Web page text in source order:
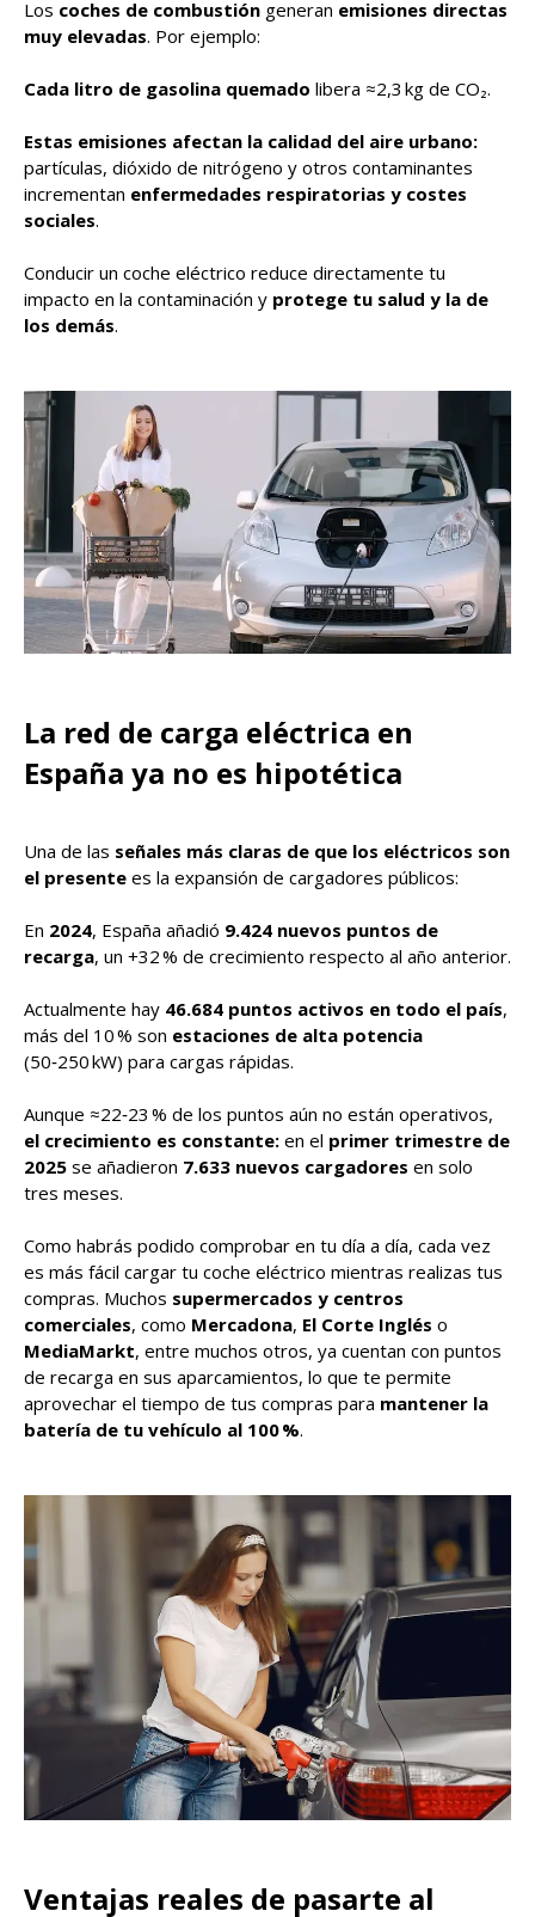
Los coches de combustión generan emisiones directas
muy elevadas. Por ejemplo:
Cada litro de gasolina quemado libera ≈2,3 kg de CO₂.
Estas emisiones afectan la calidad del aire urbano:
partículas, dióxido de nitrógeno y otros contaminantes
incrementan enfermedades respiratorias y costes
sociales.
Conducir un coche eléctrico reduce directamente tu
impacto en la contaminación y protege tu salud y la de
los demás.
La red de carga eléctrica en
España ya no es hipotética
Una de las señales más claras de que los eléctricos son
el presente es la expansión de cargadores públicos:
En 2024, España añadió 9.424 nuevos puntos de
recarga, un +32 % de crecimiento respecto al año anterior.
Actualmente hay 46.684 puntos activos en todo el país,
más del 10 % son estaciones de alta potencia
(50‑250 kW) para cargas rápidas.
Aunque ≈22‑23 % de los puntos aún no están operativos,
el crecimiento es constante: en el primer trimestre de
2025 se añadieron 7.633 nuevos cargadores en solo
tres meses.
Como habrás podido comprobar en tu día a día, cada vez
es más fácil cargar tu coche eléctrico mientras realizas tus
compras. Muchos supermercados y centros
comerciales, como Mercadona, El Corte Inglés o
MediaMarkt, entre muchos otros, ya cuentan con puntos
de recarga en sus aparcamientos, lo que te permite
aprovechar el tiempo de tus compras para mantener la
batería de tu vehículo al 100 %.
Ventajas reales de pasarte al